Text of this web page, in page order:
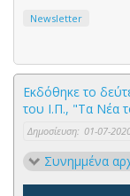
Newsletter
Εκδόθηκε το
του Ι.Π., "Τα Νέα
Δημοσίευση: 01-07-
Συνημμένα